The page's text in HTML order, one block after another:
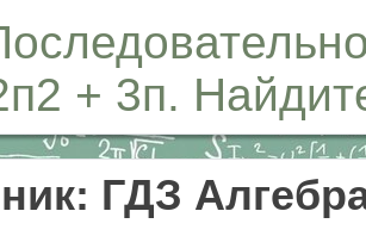
+ 3п.
ГДЗ